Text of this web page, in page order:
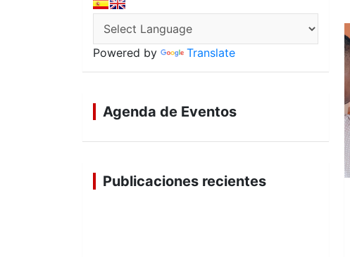
Powered by Translate
Agenda de Eventos
Publicaciones recientes